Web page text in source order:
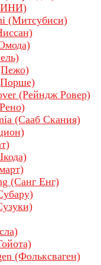
(Митсубиси)
(Рейндж Ровер)
(Сааб Скания)
(Санг Енг)
(Фольксваген)